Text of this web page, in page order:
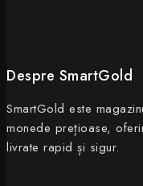
Despre SmartGold
SmartGold este
monede prețioase,
livrate rapid și sigur.